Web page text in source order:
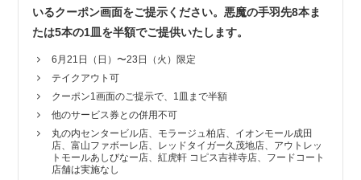
いるクーポン画面をご提示ください。悪魔の手羽先8本ま
たは5本の1皿を半額でご提供いたします。
6月21日（日）〜23日（火）限定
テイクアウト可
クーポン1画面のご提示で、1皿まで半額
他のサービス券との併用不可
丸の内センタービル店、モラージュ柏店、イオンモール成田
店、富山ファボーレ店、レッドタイガー久茂地店、アウトレッ
トモールあしびなー店、紅虎軒 コピス吉祥寺店、フードコート
店舗は実施なし